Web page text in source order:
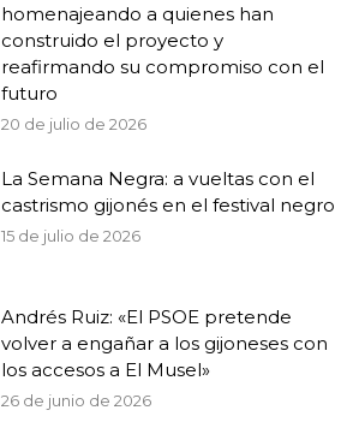
homenajeando a quienes han
construido el proyecto y
reafirmando su compromiso con el
futuro
20 de julio de 2026
La Semana Negra: a vueltas con el
castrismo gijonés en el festival negro
15 de julio de 2026
Andrés Ruiz: «El PSOE pretende
volver a engañar a los gijoneses con
los accesos a El Musel»
26 de junio de 2026